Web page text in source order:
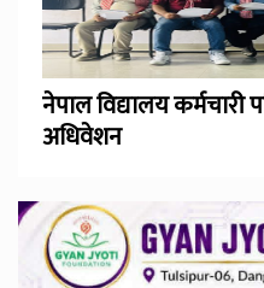
नेपाल विद्यालय कर्मचारी
अधिवेशन